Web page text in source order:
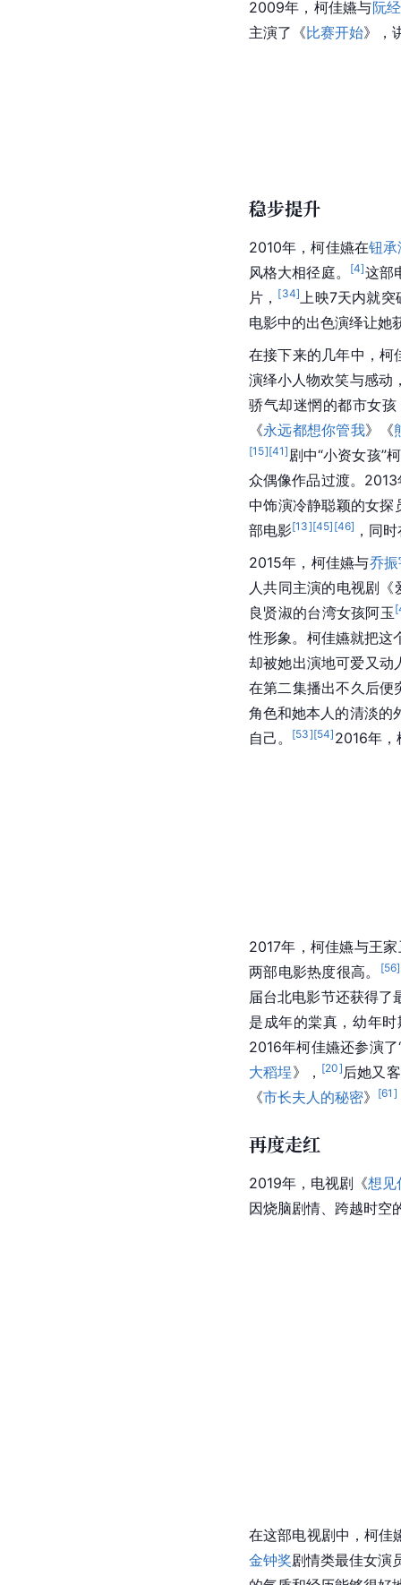
2009年，柯佳嬿与阮
主演了《比赛开始》，
稳步提升
2010年，柯佳嬿在钮承
风格大相径庭。
[4]这部
片， [34]上映7天内就突
电影中的出色演绎让她
在接下来的几年中，柯
演绎小人物欢笑与感动
骄气却迷惘的都市女
《永远都想你管我》《
[15][41] 剧中“小资女孩”
众偶像作品过渡。
中饰演冷静聪颖的女探
部电影[13][45] [46] ，同
2015年，柯佳嬿与乔
人共同主演的电视剧
良贤淑的台湾女孩阿玉 [
性形象。柯佳嬿就把这
却被她出演地可爱又动
在第二集播出不久后便
角色和她本人的清淡的
自己。
[53][54] 2016年，
2017年，柯佳嬿与王
两部电影热度很高。
[56]
届台北电影节还获得了
是成年的棠真，幼年时
2016年柯佳嬿还参演
大稻埕》， [20] 后她又
《市长夫人的秘密》 [61 ]
再度走红
2019年，电视剧《想见
因烧脑剧情、跨越时空
在这部电视剧中，柯佳
金钟奖剧情类最佳女演